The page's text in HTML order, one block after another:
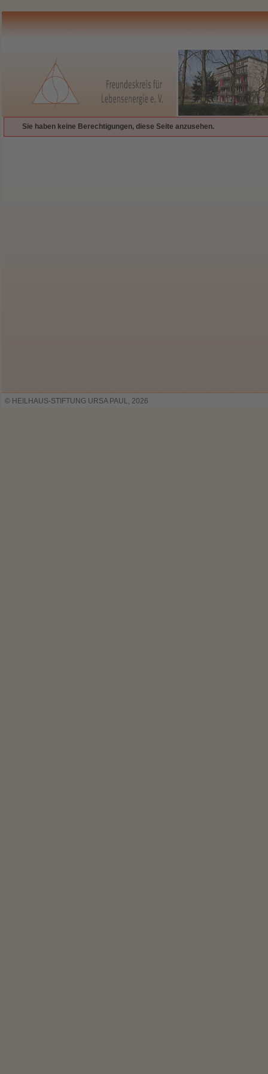
Sie haben keine Berechtigungen, diese Seite anzusehen.
© HEILHAUS-STIFTUNG URSA PAUL, 2026